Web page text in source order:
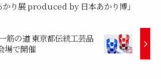
かり展 produced by 日本あかり博」
筋の道 東京都伝統工芸品
場で開催